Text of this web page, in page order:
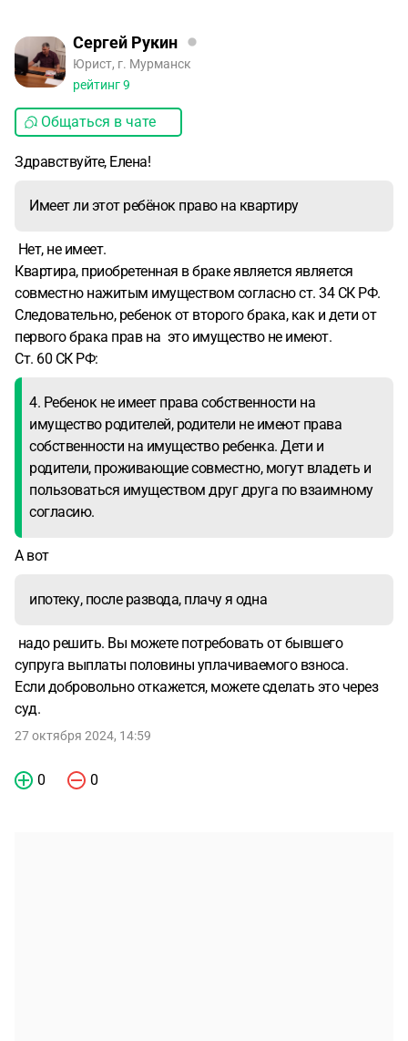
Сергей Рукин
Юрист, г. Мурманск
рейтинг9
Общаться в чате
Здравствуйте, Елена!
Имеет ли этот ребёнок право на квартиру
Нет, не имеет.
Квартира, приобретенная в браке является является
совместно нажитым имуществом согласно ст. 34 СК РФ.
Следовательно, ребенок от второго брака, как и дети от
первого брака прав на это имущество не имеют.
Ст. 60 СК РФ:
4. Ребенок не имеет права собственности на
имущество родителей, родители не имеют права
собственности на имущество ребенка. Дети и
родители, проживающие совместно, могут владеть и
пользоваться имуществом друг друга по взаимному
согласию.
А вот
ипотеку, после развода, плачу я одна
надо решить. Вы можете потребовать от бывшего
супруга выплаты половины уплачиваемого взноса.
Если добровольно откажется, можете сделать это через
суд.
27 октября 2024, 14:59
0 0